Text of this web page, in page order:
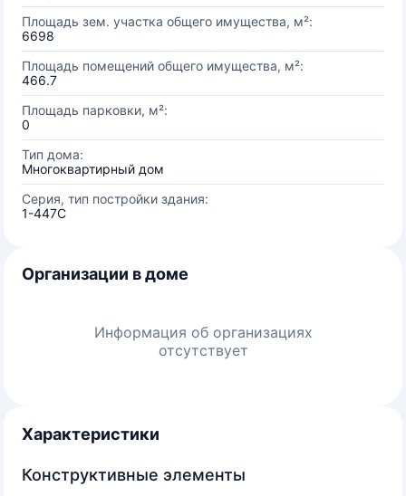
Площадь зем. участка общего имущества, м²:
6698
Площадь помещений общего имущества, м²:
466.7
Площадь парковки, м²:
0
Тип дома:
Многоквартирный дом
Серия, тип постройки здания:
1-447С
Организации в доме
Информация об организациях
отсутствует
Характеристики
Конструктивные элементы